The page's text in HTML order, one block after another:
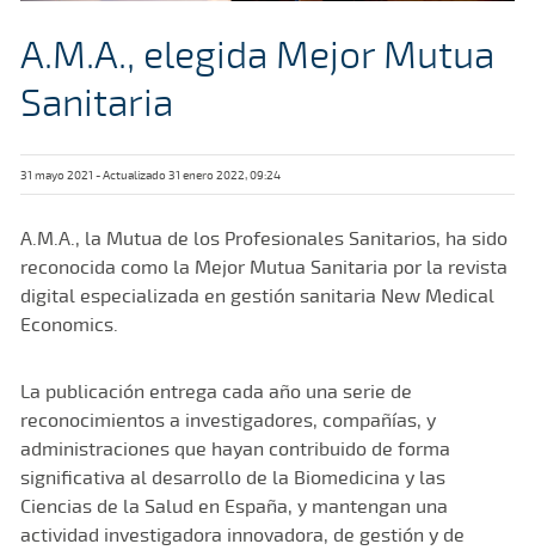
A.M.A., elegida Mejor Mutua
Sanitaria
31 mayo 2021 - Actualizado 31 enero 2022, 09:24
A.M.A., la Mutua de los Profesionales Sanitarios, ha sido
reconocida como la Mejor Mutua Sanitaria por la revista
digital especializada en gestión sanitaria New Medical
Economics.
La publicación entrega cada año una serie de
reconocimientos a investigadores, compañías, y
administraciones que hayan contribuido de forma
significativa al desarrollo de la Biomedicina y las
Ciencias de la Salud en España, y mantengan una
actividad investigadora innovadora, de gestión y de